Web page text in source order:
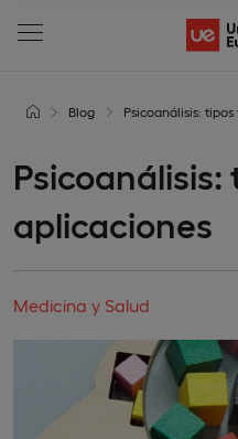
Blog Psicoanálisis:
Psicoanálisis:
aplicaciones
Medicina y Salud